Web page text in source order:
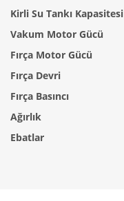
Kirli Su Tankı Kapasitesi
Vakum Motor Gücü
Fırça Motor Gücü
Fırça Devri
Fırça Basıncı
Ağırlık
Ebatlar